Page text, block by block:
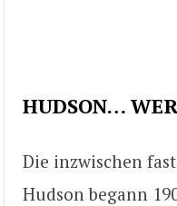
HUDSON…
Die inzwischen
Hudson begann